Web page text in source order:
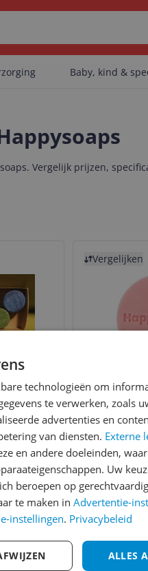
gevonden.
Baby, kind &
Vergelijk prijzen,
3ST
Vergelijken
Bar -
Melon
Droog
Ga
technologieën om
te verwerken, zoals
advertenties en
van diensten. Externe
en andere doeleinden,
Uw
beroepen op
te maken in Advertentie-
instellingen. Privacybeleid
ALLES